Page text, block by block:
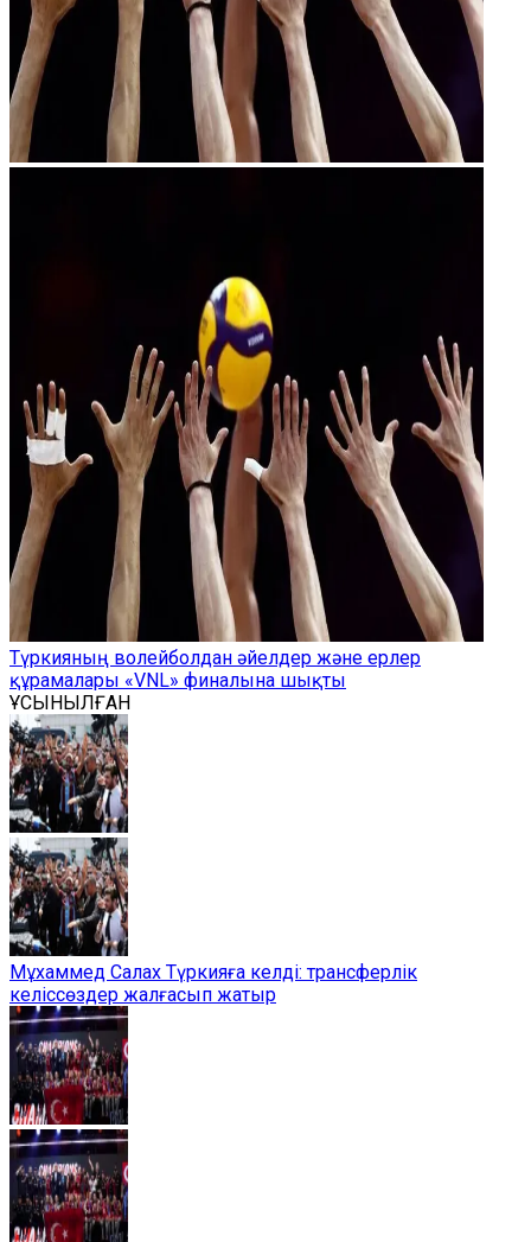
Түркияның волейболдан әйелдер және ерлер
құрамалары «VNL» финалына шықты
ҰСЫНЫЛҒАН
Мұхаммед Салах Түркияға келді: трансферлік
келіссөздер жалғасып жатыр